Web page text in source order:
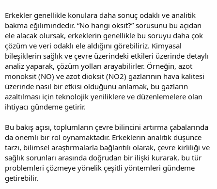
Erkekler genellikle konulara daha sonuç odaklı ve analitik
bakma eğilimindedir. “No hangi oksit?” sorusunu bu açıdan
ele alacak olursak, erkeklerin genellikle bu soruyu daha çok
çözüm ve veri odaklı ele aldığını görebiliriz. Kimyasal
bileşiklerin sağlık ve çevre üzerindeki etkileri üzerinde detaylı
analiz yaparak, çözüm yolları arayabilirler. Örneğin, azot
monoksit (NO) ve azot dioksit (NO2) gazlarının hava kalitesi
üzerinde nasıl bir etkisi olduğunu anlamak, bu gazların
azaltılması için teknolojik yeniliklere ve düzenlemelere olan
ihtiyacı gündeme getirir.
Bu bakış açısı, toplumların çevre bilincini artırma çabalarında
da önemli bir rol oynamaktadır. Erkeklerin analitik düşünce
tarzı, bilimsel araştırmalarla bağlantılı olarak, çevre kirliliği ve
sağlık sorunları arasında doğrudan bir ilişki kurarak, bu tür
problemleri çözmeye yönelik çeşitli yöntemleri gündeme
getirebilir.